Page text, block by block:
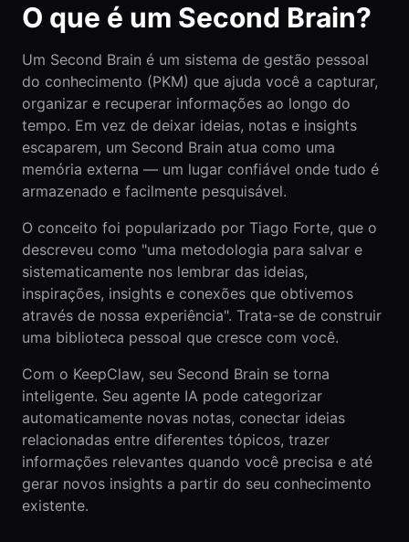
O que é um Second Brain?
Um Second Brain é um sistema de gestão pessoal
do conhecimento (PKM) que ajuda você a capturar,
organizar e recuperar informações ao longo do
tempo. Em vez de deixar ideias, notas e insights
escaparem, um Second Brain atua como uma
memória externa — um lugar confiável onde tudo é
armazenado e facilmente pesquisável.
O conceito foi popularizado por Tiago Forte, que o
descreveu como "uma metodologia para salvar e
sistematicamente nos lembrar das ideias,
inspirações, insights e conexões que obtivemos
através de nossa experiência". Trata-se de construir
uma biblioteca pessoal que cresce com você.
Com o KeepClaw, seu Second Brain se torna
inteligente. Seu agente IA pode categorizar
automaticamente novas notas, conectar ideias
relacionadas entre diferentes tópicos, trazer
informações relevantes quando você precisa e até
gerar novos insights a partir do seu conhecimento
existente.